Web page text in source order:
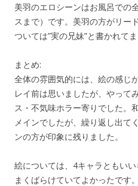
美羽のエロシーンはお風呂での
スまで）です。美羽の方がリー
ついては”実の兄妹”と書かれてま
まとめ:
全体の雰囲気的には、絵の感じ
レイ前は思いましたが、やって
ス・不気味ホラー寄りでした。
メインでしたが、繰り返し出て
ンの方が印象に残りました。
絵については、4キャラともい
まくばらけていてよかったです